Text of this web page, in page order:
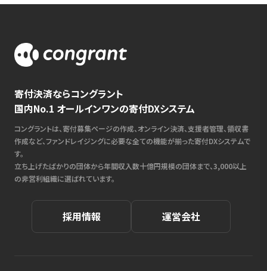
寄付決済ならコングラント
国内No.1 オールインワンの寄付DXシステム
コングラントは、寄付募集ページの作成、オンライン決済、支援者管理、領収書
作成など、ファンドレイジングに必要な全ての機能が揃った寄付DXシステムで
す。
立ち上げたばかりの団体から年間収入数十億円規模の団体まで、3,000以上
の非営利組織に選ばれています。
採用情報 運営会社